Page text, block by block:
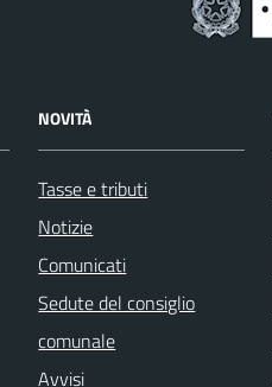
NOVITÀ
Tasse e tributi
Notizie
Comunicati
Sedute del consiglio
comunale
Avvisi